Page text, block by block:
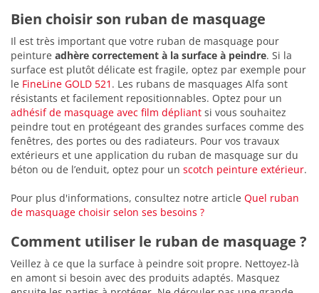
Bien choisir son ruban de masquage
Il est très important que votre ruban de masquage pour
peinture adhère correctement à la surface à peindre. Si la
surface est plutôt délicate est fragile, optez par exemple pour
le FineLine GOLD 521 . Les rubans de masquages Alfa sont
résistants et facilement repositionnables. Optez pour un
adhésif de masquage avec film dépliant si vous souhaitez
peindre tout en protégeant des grandes surfaces comme des
fenêtres, des portes ou des radiateurs. Pour vos travaux
extérieurs et une application du ruban de masquage sur du
béton ou de l’enduit, optez pour un scotch peinture extérieur.
Pour plus d'informations, consultez notre article Quel ruban
de masquage choisir selon ses besoins ?
Comment utiliser le ruban de masquage ?
Veillez à ce que la surface à peindre soit propre. Nettoyez-là
en amont si besoin avec des produits adaptés. Masquez